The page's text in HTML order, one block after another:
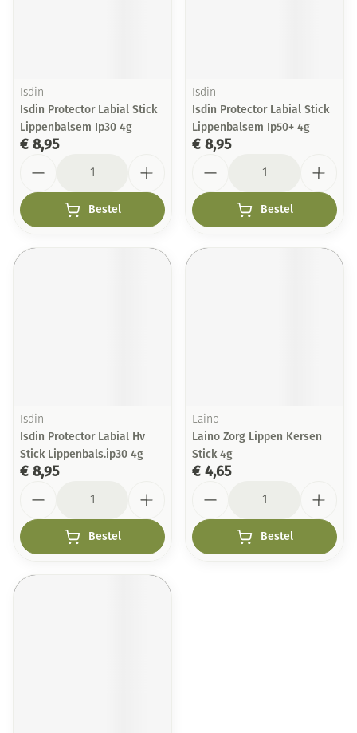
Isdin
Isdin Protector Labial Stick
Lippenbalsem Ip30 4g
€ 8,95
Bestel
Isdin
Isdin Protector Labial Stick
Lippenbalsem Ip50+ 4g
€ 8,95
Bestel
Isdin
Isdin Protector Labial Hv
Stick Lippenbals.ip30 4g
€ 8,95
Bestel
Laino
Laino Zorg Lippen Kersen
Stick 4g
€ 4,65
Bestel